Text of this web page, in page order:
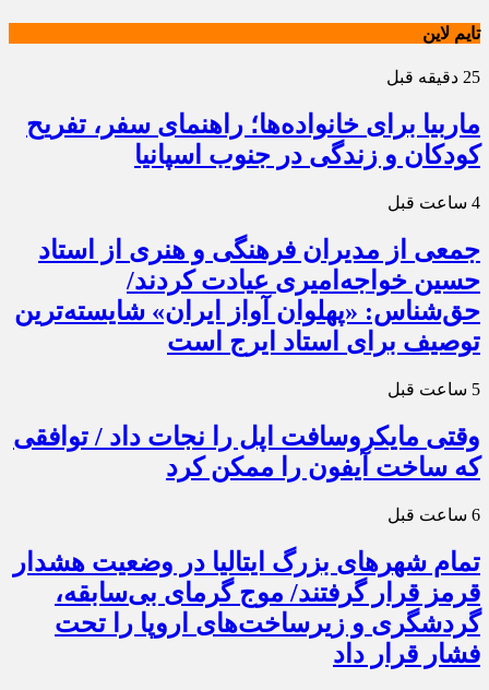
تایم لاین
25 دقیقه قبل
ماربیا برای خانواده‌ها؛ راهنمای سفر، تفریح
کودکان و زندگی در جنوب اسپانیا
4 ساعت قبل
جمعی از مدیران فرهنگی و هنری از استاد
حسین خواجه‌امیری عیادت کردند/
حق‌شناس: «پهلوان آواز ایران» شایسته‌ترین
توصیف برای استاد ایرج است
5 ساعت قبل
وقتی مایکروسافت اپل را نجات داد / توافقی
که ساخت آیفون را ممکن کرد
6 ساعت قبل
تمام شهرهای بزرگ ایتالیا در وضعیت هشدار
قرمز قرار گرفتند/ موج گرمای بی‌سابقه،
گردشگری و زیرساخت‌های اروپا را تحت
فشار قرار داد